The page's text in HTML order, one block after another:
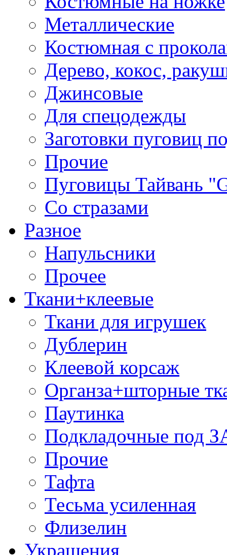
Металлические
Костюмная с
Дерево, кокос,
Джинсовые
Для спецодежды
Заготовки пуговиц
Прочие
Пуговицы Тайвань
Со стразами
Разное
Напульсники
Прочее
Ткани+клеевые
Ткани для игрушек
Дублерин
Клеевой корсаж
Органза+шторные
Паутинка
Подкладочные под
Прочие
Тафта
Тесьма усиленная
Флизелин
Украшения